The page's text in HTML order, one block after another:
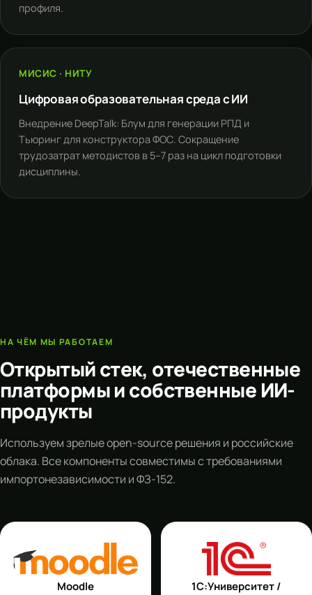
профиля.
МИСИС · НИТУ
Цифровая образовательная среда с ИИ
Внедрение DeepTalk: Блум для генерации РПД и
Тьюринг для конструктора ФОС. Сокращение
трудозатрат методистов в 5–7 раз на цикл подготовки
дисциплины.
НА ЧЁМ МЫ РАБОТАЕМ
Открытый стек, отечественные
платформы и собственные ИИ-
продукты
Используем зрелые open-source решения и российские
облака. Все компоненты совместимы с требованиями
импортонезависимости и ФЗ-152.
Moodle
1С:Университет /